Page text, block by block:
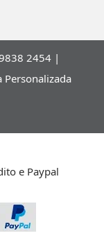
2454 |
Personalizada
e Paypal